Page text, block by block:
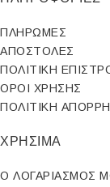
ΠΛΗΡΩΜΕΣ
ΑΠΟΣΤΟΛΕΣ
ΠΟΛΙΤΙΚΗ
ΟΡΟΙ ΧΡΗΣΗΣ
ΠΟΛΙΤΙΚΗ
ΧΡΗΣΙΜΑ
Ο ΛΟΓΑΡΙΑΣΜΟΣ